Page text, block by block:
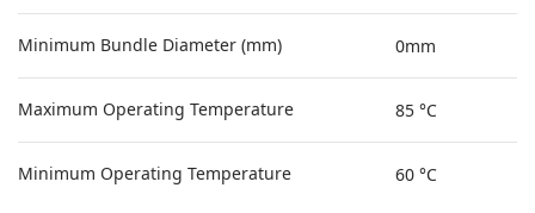
Minimum Bundle Diameter (mm) 0mm
Maximum Operating Temperature 85 °C
Minimum Operating Temperature 60 °C